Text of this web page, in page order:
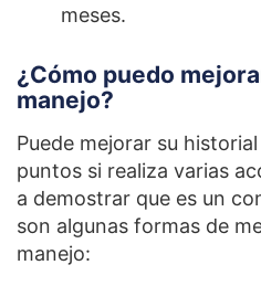
meses.
¿Cómo puedo
manejo?
Puede mejorar su
puntos si realiza varias
a demostrar que es un
son algunas formas de
manejo: